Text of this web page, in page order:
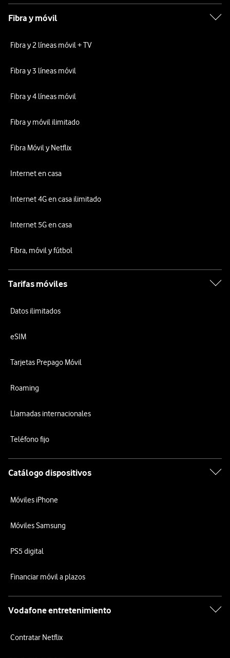
Fibra y móvil
Fibra y 2 líneas móvil + TV
Fibra y 3 líneas móvil
Fibra y 4 líneas móvil
Fibra y móvil ilimitado
Fibra Móvil y Netflix
Internet en casa
Internet 4G en casa ilimitado
Internet 5G en casa
Fibra, móvil y fútbol
Tarifas móviles
Datos ilimitados
eSIM
Tarjetas Prepago Móvil
Roaming
Llamadas internacionales
Teléfono fijo
Catálogo dispositivos
Móviles iPhone
Móviles Samsung
PS5 digital
Financiar móvil a plazos
Vodafone entretenimiento
Contratar Netflix